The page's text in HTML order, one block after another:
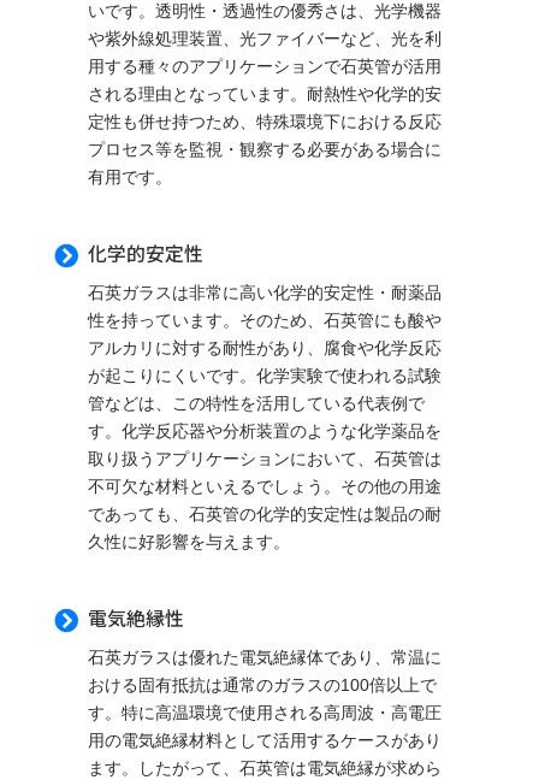
いです。透明性・透過性の優秀さは、光学機器
や紫外線処理装置、光ファイバーなど、光を利
用する種々のアプリケーションで石英管が活用
される理由となっています。耐熱性や化学的安
定性も併せ持つため、特殊環境下における反応
プロセス等を監視・観察する必要がある場合に
有用です。
 化学的安定性
石英ガラスは非常に高い化学的安定性・耐薬品
性を持っています。そのため、石英管にも酸や
アルカリに対する耐性があり、腐食や化学反応
が起こりにくいです。化学実験で使われる試験
管などは、この特性を活用している代表例で
す。化学反応器や分析装置のような化学薬品を
取り扱うアプリケーションにおいて、石英管は
不可欠な材料といえるでしょう。その他の用途
であっても、石英管の化学的安定性は製品の耐
久性に好影響を与えます。
 電気絶縁性
石英ガラスは優れた電気絶縁体であり、常温に
おける固有抵抗は通常のガラスの100倍以上で
す。特に高温環境で使用される高周波・高電圧
用の電気絶縁材料として活用するケースがあり
ます。したがって、石英管は電気絶縁が求めら